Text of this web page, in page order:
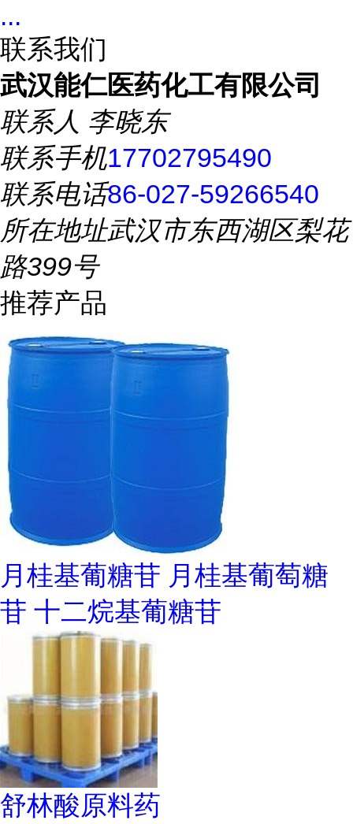
...
联系我们
武汉能仁医药化工有限公司
联系人 李晓东
联系手机17702795490
联系电话86-027-59266540
所在地址武汉市东西湖区梨花
路399号
推荐产品
月桂基葡糖苷 月桂基葡萄糖
苷 十二烷基葡糖苷
舒林酸原料药